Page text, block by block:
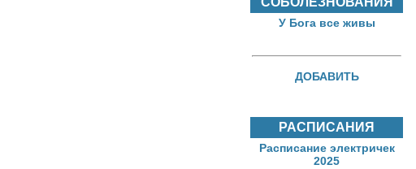
У Бога все живы
ДОБАВИТЬ
РАСПИСАНИЯ
Расписание электричек
2025